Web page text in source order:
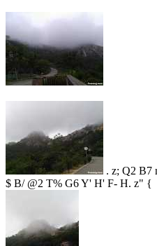
. z; Q2 B7
$ B/ @2 T% G6 Y' H' F- H. z" {